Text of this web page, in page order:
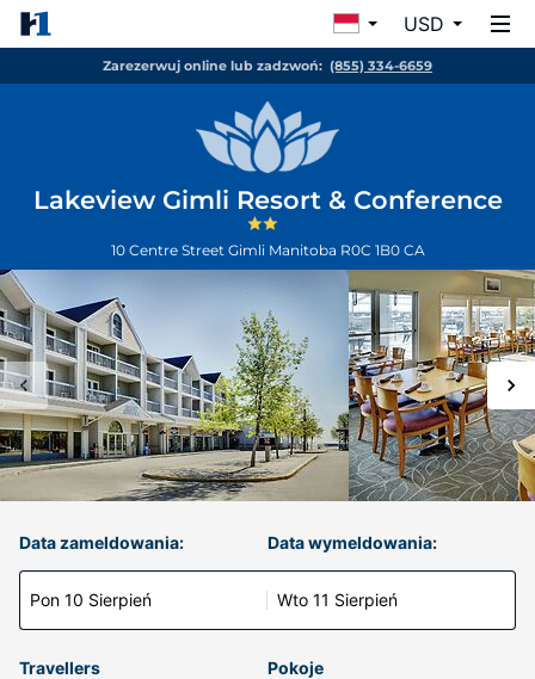
USD
Zarezerwuj online lub zadzwoń: (855) 334-6659
Lakeview Gimli Resort & Conference
10 Centre Street Gimli Manitoba R0C 1B0 CA
Data zameldowania:
Pon 10 Sierpień
Data wymeldowania:
Wto 11 Sierpień
Travellers Pokoje